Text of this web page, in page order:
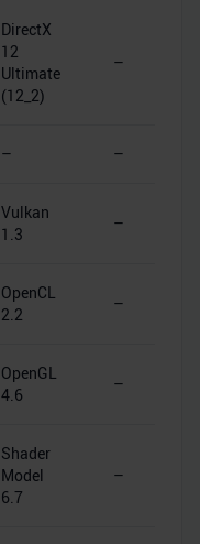
DirectX
12
Ultimate
(12_2)
–
– –
Vulkan
1.3
–
OpenCL
2.2
–
OpenGL
4.6
–
Shader
Model
6.7
–